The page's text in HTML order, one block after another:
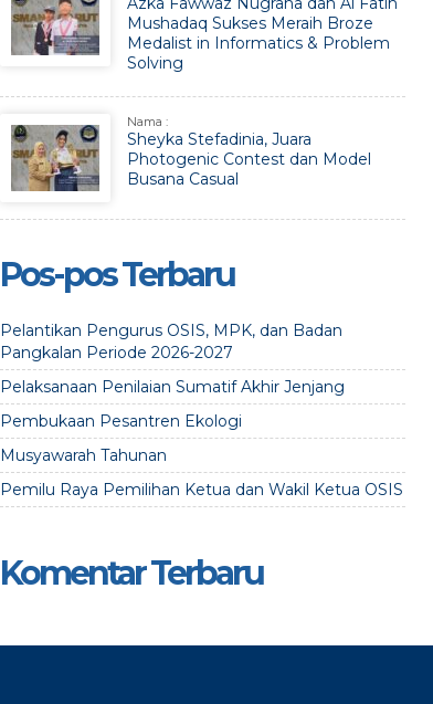
Mushadaq Sukses Meraih Broze
Medalist in Informatics & Problem
Solving
Nama :
Sheyka Stefadinia, Juara
Photogenic Contest dan Model
Busana Casual
Pos-pos Terbaru
Pelantikan Pengurus OSIS, MPK, dan Badan
Pangkalan Periode 2026-2027
Pelaksanaan Penilaian Sumatif Akhir Jenjang
Pembukaan Pesantren Ekologi
Musyawarah Tahunan
Pemilu Raya Pemilihan Ketua dan Wakil Ketua OSIS
Komentar Terbaru